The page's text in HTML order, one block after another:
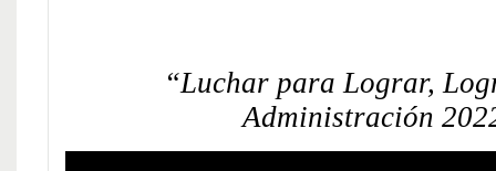
“Luchar para Lograr,
Administración